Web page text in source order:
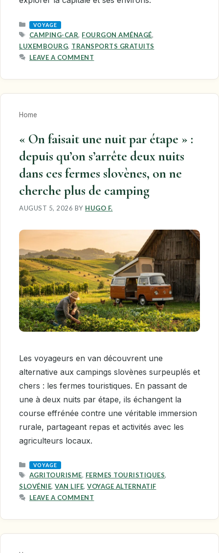
CATEGORIES
VOYAGE
TAGS
CAMPING-CAR, FOURGON AMÉNAGÉ,
LUXEMBOURG, TRANSPORTS GRATUITS
LEAVE A COMMENT
Home
« On faisait une nuit par étape » :
depuis qu’on s’arrête deux nuits
dans ces fermes slovènes, on ne
cherche plus de camping
AUGUST 5, 2026 BY HUGO F.
Les voyageurs en van découvrent une
alternative aux campings slovènes surpeuplés et
chers : les fermes touristiques. En passant de
une à deux nuits par étape, ils échangent la
course effrénée contre une véritable immersion
rurale, partageant repas et activités avec les
agriculteurs locaux.
CATEGORIES
VOYAGE
TAGS
AGRITOURISME, FERMES TOURISTIQUES,
SLOVÉNIE, VAN LIFE, VOYAGE ALTERNATIF
LEAVE A COMMENT